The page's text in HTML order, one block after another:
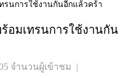
รนการใช้งานกันอีกแล้วคร้า
อมเทรนการใช้งานกัน
จำนวนผู้เข้าชม |